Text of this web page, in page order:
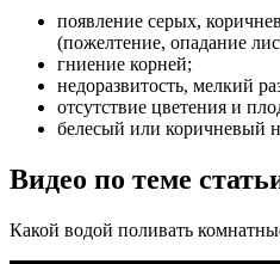
появление серых,
(пожелтение, опадание
гниение корней;
недоразвитость, мелкий
отсутствие цветения и
белесый или коричневый
Видео по теме
Какой водой поливать